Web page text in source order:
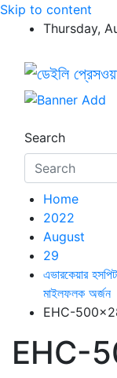
Skip to content
Thursday,
ডেইলি
ডেইলি
Search
Home
2022
August
29
এভারকেয়ার
মাইলফলক অর্জন
EHC-
EHC-